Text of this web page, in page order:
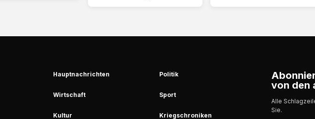
Hauptnachrichten Politik
Wirtschaft Sport
Kultur Kriegschroniken
von den
Alle
Sie.